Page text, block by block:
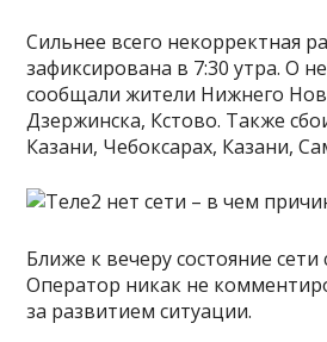
Сильнее всего некорректная
зафиксирована в 7:30 утра. О
сообщали жители Нижнего
Дзержинска, Кстово. Также
Казани, Чебоксарах, Казани,
Ближе к вечеру состояние сети
Оператор никак не
за развитием ситуации.